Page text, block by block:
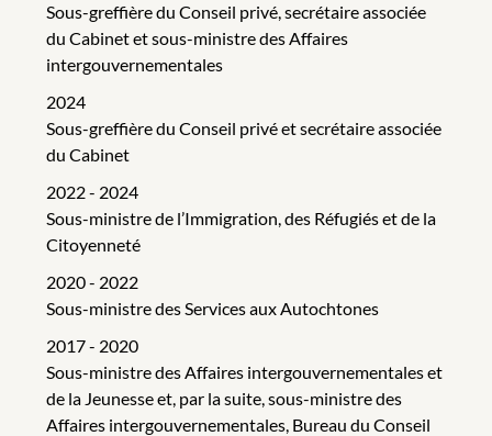
Sous-greffière du Conseil privé, secrétaire associée
du Cabinet et sous-ministre des Affaires
intergouvernementales
2024
Sous-greffière du Conseil privé et secrétaire associée
du Cabinet
2022 - 2024
Sous-ministre de l’Immigration, des Réfugiés et de la
Citoyenneté
2020 - 2022
Sous-ministre des Services aux Autochtones
2017 - 2020
Sous-ministre des Affaires intergouvernementales et
de la Jeunesse et, par la suite, sous-ministre des
Affaires intergouvernementales, Bureau du Conseil